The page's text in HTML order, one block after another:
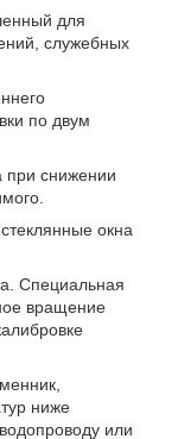
для
служебных
по двум
при снижении
окна
Специальная
вращение
ниже
или